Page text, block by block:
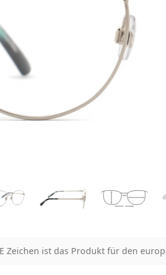
Glasbreite
Glasbreite
Zeichen ist das Produkt für den